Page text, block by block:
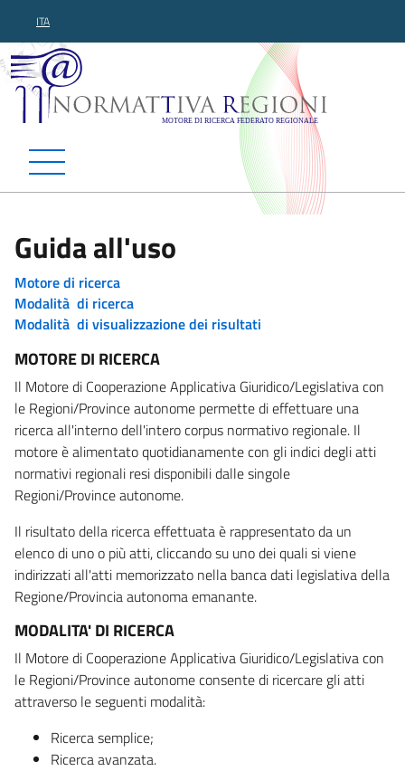
ITA
Normattiva Regioni -
Guida all'uso
Motore di ricerca
Modalità di ricerca
Modalità di visualizzazione dei risultati
MOTORE DI RICERCA
Il Motore di Cooperazione Applicativa Giuridico/Legislativa con
le Regioni/Province autonome permette di effettuare una
ricerca all'interno dell'intero corpus normativo regionale. Il
motore è alimentato quotidianamente con gli indici degli atti
normativi regionali resi disponibili dalle singole
Regioni/Province autonome.
Il risultato della ricerca effettuata è rappresentato da un
elenco di uno o più atti, cliccando su uno dei quali si viene
indirizzati all'atti memorizzato nella banca dati legislativa della
Regione/Provincia autonoma emanante.
MODALITA' DI RICERCA
Il Motore di Cooperazione Applicativa Giuridico/Legislativa con
le Regioni/Province autonome consente di ricercare gli atti
attraverso le seguenti modalità:
Ricerca semplice;
Ricerca avanzata.